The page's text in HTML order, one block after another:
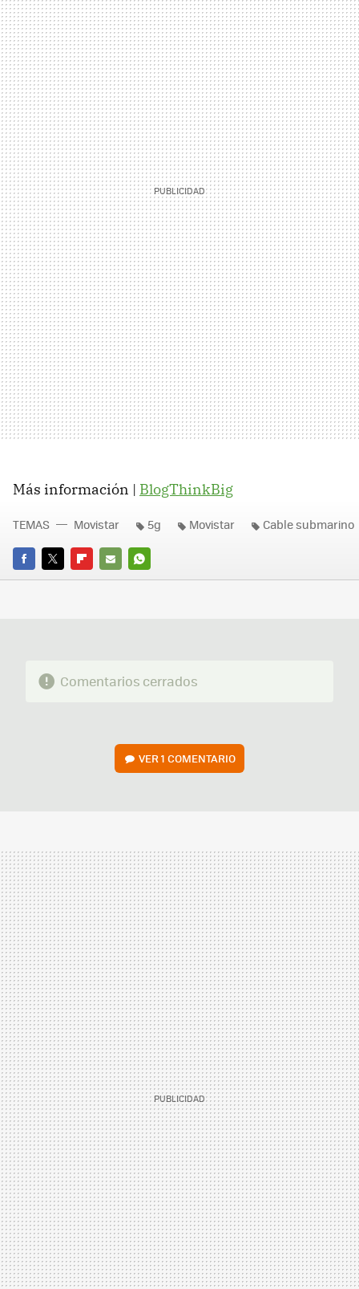
Más información | BlogThinkBig
FACEBOOK
TWITTERFLIPBOARD
E-
WHATSAPP
TEMAS Movistar 5g Movistar Cable submarino
Comentarios cerrados
VER1 COMENTARIO